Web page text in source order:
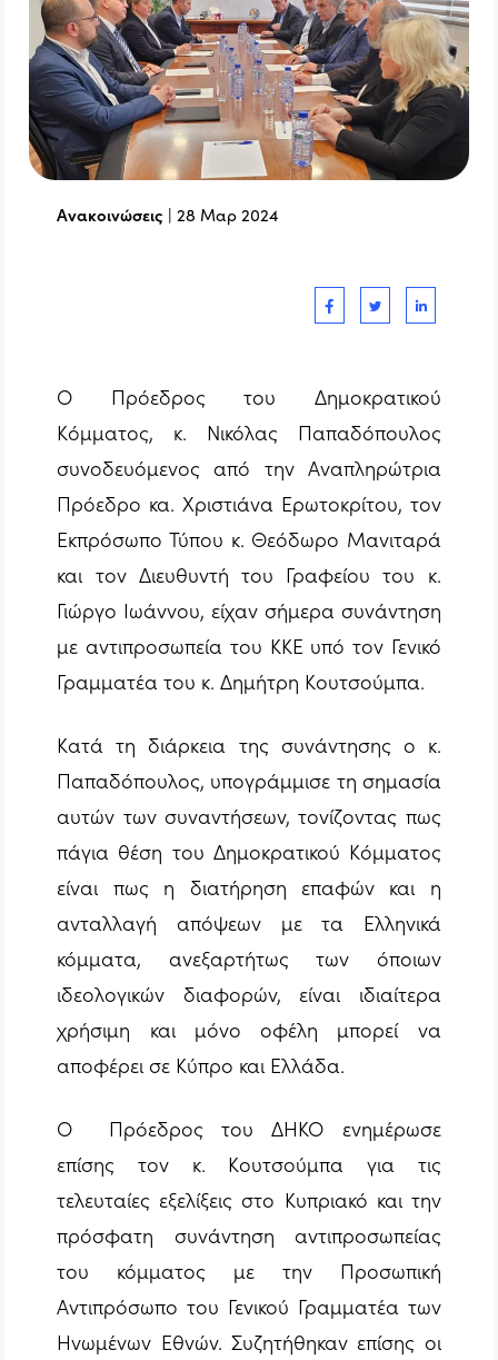
Ανακοινώσεις |28 Μαρ 2024
Ο Πρόεδρος του Δημοκρατικού
Κόμματος, κ. Νικόλας Παπαδόπουλος
συνοδευόμενος από την Αναπληρώτρια
Πρόεδρο κα. Χριστιάνα Ερωτοκρίτου, τον
Εκπρόσωπο Τύπου κ. Θεόδωρο Μανιταρά
και τον Διευθυντή του Γραφείου του κ.
Γιώργο Ιωάννου, είχαν σήμερα συνάντηση
με αντιπροσωπεία του ΚΚΕ υπό τον Γενικό
Γραμματέα του κ. Δημήτρη Κουτσούμπα.
Κατά τη διάρκεια της συνάντησης ο κ.
Παπαδόπουλος, υπογράμμισε τη σημασία
αυτών των συναντήσεων, τονίζοντας πως
πάγια θέση του Δημοκρατικού Κόμματος
είναι πως η διατήρηση επαφών και η
ανταλλαγή απόψεων με τα Ελληνικά
κόμματα, ανεξαρτήτως των όποιων
ιδεολογικών διαφορών, είναι ιδιαίτερα
χρήσιμη και μόνο οφέλη μπορεί να
αποφέρει σε Κύπρο και Ελλάδα.
Ο Πρόεδρος του ΔΗΚΟ ενημέρωσε
επίσης τον κ. Κουτσούμπα για τις
τελευταίες εξελίξεις στο Κυπριακό και την
πρόσφατη συνάντηση αντιπροσωπείας
του κόμματος με την Προσωπική
Αντιπρόσωπο του Γενικού Γραμματέα των
Ηνωμένων Εθνών. Συζητήθηκαν επίσης οι